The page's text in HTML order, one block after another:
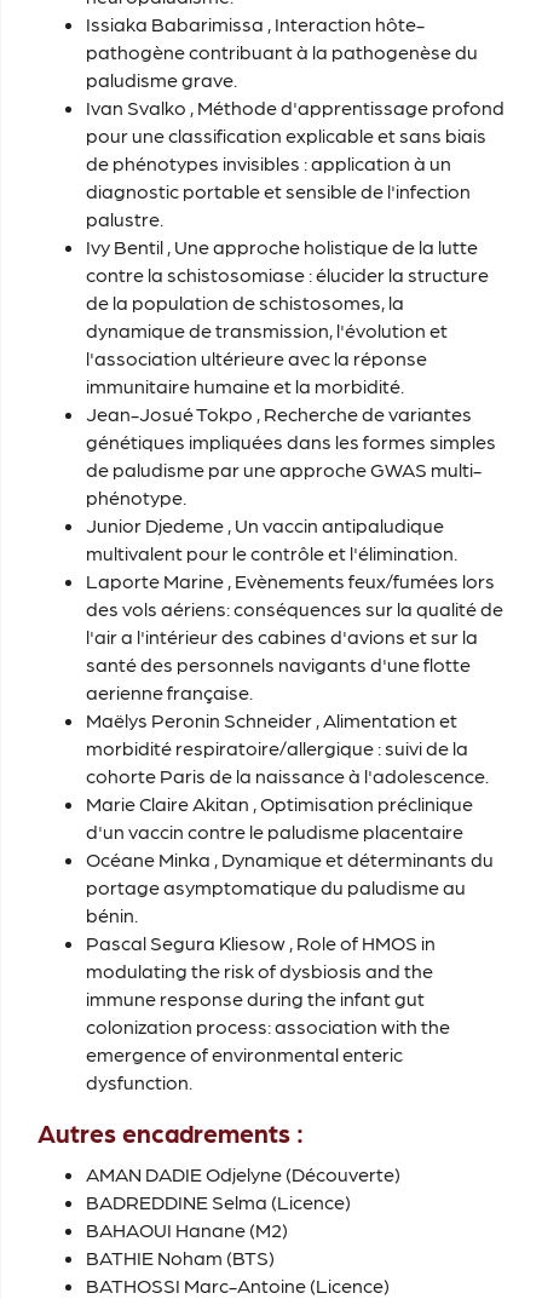
Issiaka Babarimissa , Interaction hôte-
pathogène contribuant à la pathogenèse du
paludisme grave.
Ivan Svalko , Méthode d'apprentissage profond
pour une classification explicable et sans biais
de phénotypes invisibles : application à un
diagnostic portable et sensible de l'infection
palustre.
Ivy Bentil , Une approche holistique de la lutte
contre la schistosomiase : élucider la structure
de la population de schistosomes, la
dynamique de transmission, l'évolution et
l'association ultérieure avec la réponse
immunitaire humaine et la morbidité.
Jean-Josué Tokpo , Recherche de variantes
génétiques impliquées dans les formes simples
de paludisme par une approche GWAS multi-
phénotype.
Junior Djedeme , Un vaccin antipaludique
multivalent pour le contrôle et l'élimination.
Laporte Marine , Evènements feux/fumées lors
des vols aériens: conséquences sur la qualité de
l'air a l'intérieur des cabines d'avions et sur la
santé des personnels navigants d'une flotte
aerienne française.
Maëlys Peronin Schneider , Alimentation et
morbidité respiratoire/allergique : suivi de la
cohorte Paris de la naissance à l'adolescence.
Marie Claire Akitan ,Optimisation préclinique
d'un vaccin contre le paludisme placentaire
Océane Minka , Dynamique et déterminants du
portage asymptomatique du paludisme au
bénin.
Pascal Segura Kliesow , Role of HMOS in
modulating the risk of dysbiosis and the
immune response during the infant gut
colonization process: association with the
emergence of environmental enteric
dysfunction.
Autres encadrements :
AMAN DADIE Odjelyne (Découverte)
BADREDDINE Selma (Licence)
BAHAOUI Hanane (M2)
BATHIE Noham (BTS)
BATHOSSI Marc-Antoine (Licence)